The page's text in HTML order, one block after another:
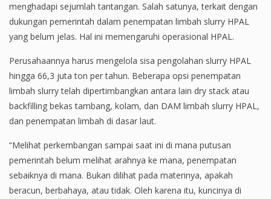
menghadapi sejumlah tantangan. Salah satunya, terkait dengan
dukungan pemerintah dalam penempatan limbah slurry HPAL
yang belum jelas. Hal ini memengaruhi operasional HPAL.
Perusahaannya harus mengelola sisa pengolahan slurry HPAL
hingga 66,3 juta ton per tahun. Beberapa opsi penempatan
limbah slurry telah dipertimbangkan antara lain dry stack atau
backfilling bekas tambang, kolam, dan DAM limbah slurry HPAL,
dan penempatan limbah di dasar laut.
“Melihat perkembangan sampai saat ini di mana putusan
pemerintah belum melihat arahnya ke mana, penempatan
sebaiknya di mana. Bukan dilihat pada materinya, apakah
beracun, berbahaya, atau tidak. Oleh karena itu, kuncinya di